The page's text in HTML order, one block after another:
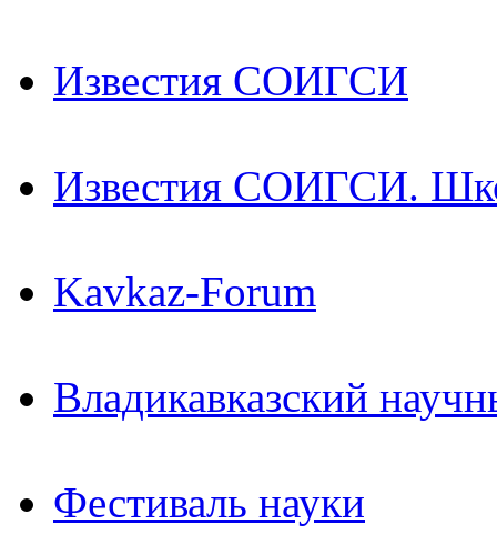
Известия СОИГСИ
Известия СОИГСИ.
Kavkaz-Forum
Владикавказский
Фестиваль науки